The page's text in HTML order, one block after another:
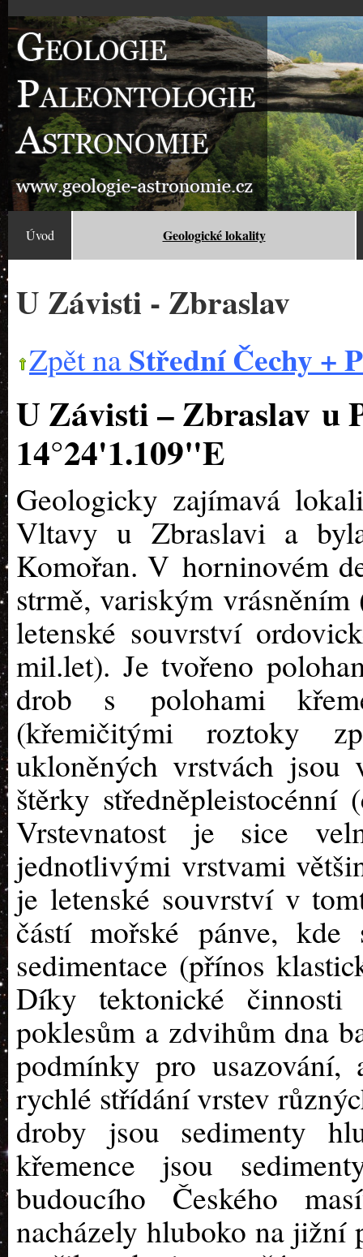
Úvod Geologické lokality
U Závisti - Zbraslav
Zpět naStřední Čechy +
U Závisti –
14°24'1.109"E
Geologicky zajímavá
Vltavy u Zbraslavi a
Komořan. V horninovém
strmě, variským
letenské souvrství
mil.let). Je tvořeno
drob s polohami
(křemičitými roztoky
ukloněných vrstvách
štěrky
Vrstevnatost je sice
jednotlivými vrstvami
je letenské souvrství v
částí mořské pánve,
sedimentace (přínos
Díky tektonické činnosti
poklesům a zdvihům dna
podmínky pro usazování,
rychlé střídání vrstev
droby jsou sedimenty
křemence jsou
budoucího Českého
nacházely hluboko na jižní